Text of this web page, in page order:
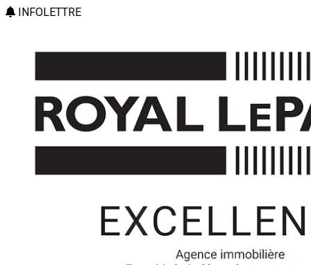
INFOLETTRE